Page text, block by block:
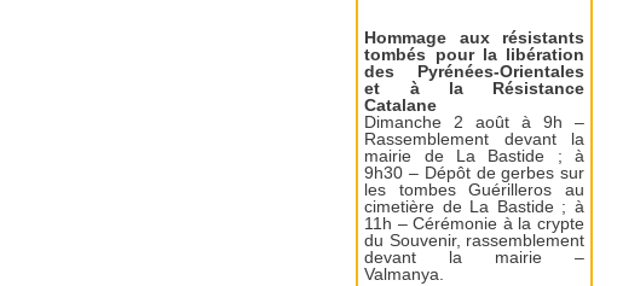
Hommage aux résistants
tombés pour la libération
des Pyrénées-Orientales
et à la Résistance
Catalane
Dimanche 2 août à 9h –
Rassemblement devant la
mairie de La Bastide ; à
9h30 – Dépôt de gerbes sur
les tombes Guérilleros au
cimetière de La Bastide ; à
11h – Cérémonie à la crypte
du Souvenir, rassemblement
devant la mairie –
Valmanya.